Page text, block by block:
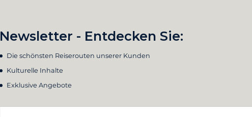
Newsletter - Entdecken Sie:
Die schönsten Reiserouten unserer Kunden
Kulturelle Inhalte
Exklusive Angebote